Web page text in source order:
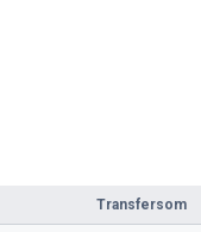
Transfersom